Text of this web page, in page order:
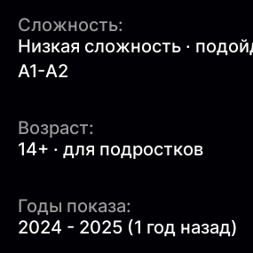
Сложность:
Низкая сложность ·
A1-A2
Возраст:
14+ · для подростков
Годы показа:
2024 - 2025 (1 год назад)